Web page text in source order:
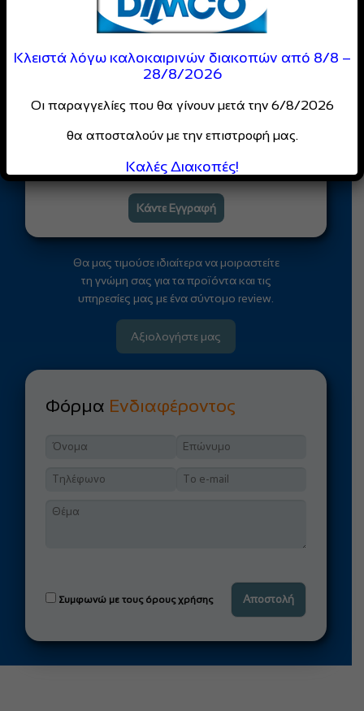
Είσαι Επαγγελματίας;
Γίνε Μέλος της
DIMCO
Απόλαυσεειδικές τιμέςκαι
για επαγγελματίες
Κάντε Εγγραφή
Θα μας τιμούσε ιδιαίτερα να μοιραστείτε
τη γνώμη σας για τα προϊόντα και τις
υπηρεσίες μας με ένα σύντομο review.
Αξιολογήστε μας
Φόρμα Ενδιαφέροντος
Συμφωνώ με τους όρους χρήσης
Κλειστά λόγω καλοκαιρινών διακοπών από 8/8 –
28/8/2026
Οι παραγγελίες που θα γίνουν μετά την 6/8/2026
θα αποσταλούν με την επιστροφή μας.
Καλές Διακοπές!